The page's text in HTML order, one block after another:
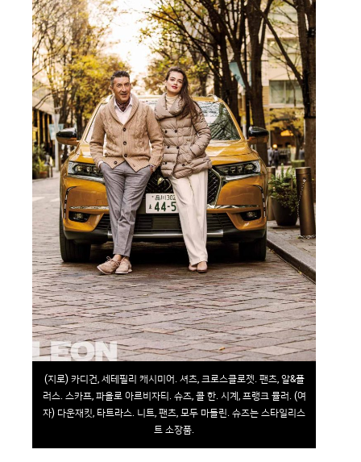
(지로) 카디건, 세테필리 캐시미어. 셔츠, 크로스클로젯. 팬츠, 알&플
러스. 스카프, 파올로 아르비자티. 슈즈, 콜 한. 시계, 프랭크 뮬러. (여
자) 다운재킷, 타트라스. 니트, 팬츠, 모두 마들린. 슈즈는 스타일리스
트 소장품.